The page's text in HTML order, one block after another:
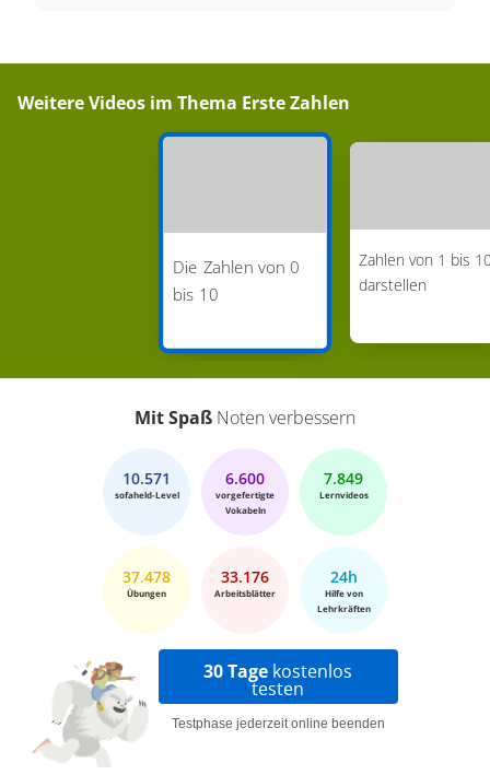
Die Schnecken schauten auf neun Tomaten raus.
Beim Kegeln kannst du neun Kegel umwerfen.
die Finger an zwei Händen zusammen. Die Zehn
ist zusammengesetzt aus der 1 und der 0. Was
haben wir heute also gelernt? Lass uns doch
2, 3, 4, 5, 6, 7, 8, 9 und 10. Und was sieht Tessa
erstmal von all den Sachen, die sie entdeckt hat.
Weitere Videos im Thema Erste Zahlen
Die Zahlen von 0
bis 10
Zahlen von 1 bis
darstellen
Mit Spaß Noten verbessern
10.571
sofaheld-Level
6.600
vorgefertigte
Vokabeln
7.849
Lernvideos
37.478
Übungen
33.176
Arbeitsblätter
24h
Hilfe von
Lehrkräften
30 Tage kostenlos
testen
Testphase jederzeit online beenden